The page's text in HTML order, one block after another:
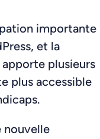
importante
et la
plusieurs
plus accessible
nouvelle